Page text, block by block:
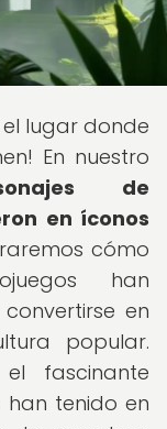
el lugar donde
En nuestro
de
en íconos
cómo
han
en
popular.
fascinante
tenido en